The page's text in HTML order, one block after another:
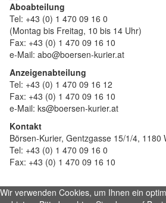
Aboabteilung
Tel: +43 (0) 1 470 09 16 0
(Montag bis Freitag, 10 bis 14 Uhr)
Fax: +43 (0) 1 470 09 16 10
e-Mail: abo@boersen-kurier.at
Anzeigenabteilung
Tel: +43 (0) 1 470 09 16 12
Fax: +43 (0) 1 470 09 16 10
e-Mail: ks@boersen-kurier.at
Kontakt
Börsen-Kurier, Gentzgasse 15/1/4, 1180
Tel: +43 (0) 1 470 09 16 0
Fax: +43 (0) 1 470 09 16 10
Wir verwenden Cookies, um Ihnen ein